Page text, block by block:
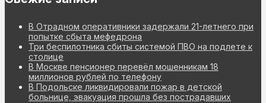
В Отрадном оперативники задержали 21-летнего при
попытке сбыта мефедрона
Три беспилотника сбиты системой ПВО на подлете к
столице
В Москве пенсионер перевёл мошенникам 18
миллионов рублей по телефону
В Подольске ликвидировали пожар в детской
больнице, эвакуация прошла без пострадавших